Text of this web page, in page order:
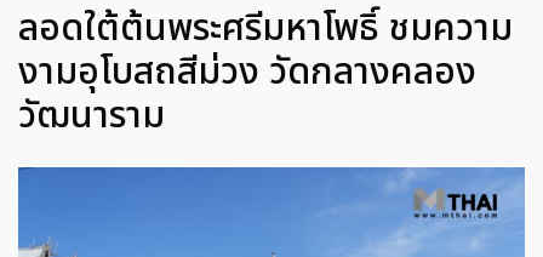
ลอดใต้ต้นพระศรีมหาโพธิ์ ชมความ
งามอุโบสถสีม่วง วัดกลางคลอง
วัฒนาราม